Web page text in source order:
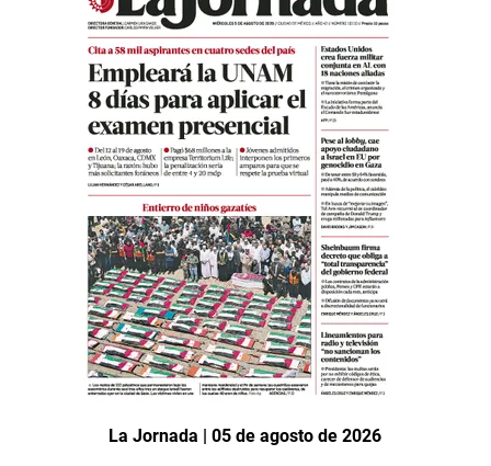
La Jornada | 05 de agosto de 2026